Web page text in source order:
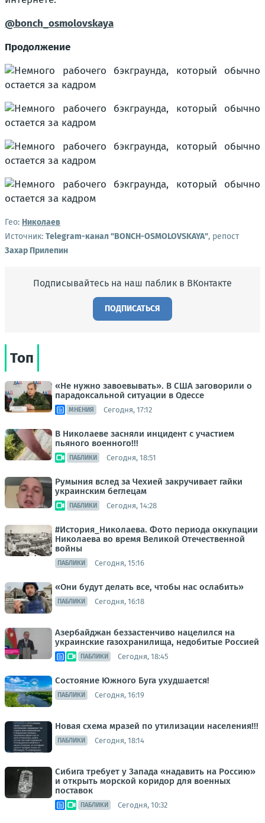
@bonch_osmolovskaya
Продолжение
Гео: Николаев
Источник: Telegram-канал "BONCH-OSMOLOVSKAYA", репост
Захар Прилепин
Подписывайтесь на наш паблик в ВКонтакте
ПОДПИСАТЬСЯ
Топ
«Не нужно завоевывать». В США заговорили о
парадоксальной ситуации в Одессе
МНЕНИЯ Сегодня, 17:12
В Николаеве засняли инцидент с участием
пьяного военного!!!
ПАБЛИКИ Сегодня, 18:51
Румыния вслед за Чехией закручивает гайки
украинским беглецам
ПАБЛИКИ Сегодня, 14:28
#История_Николаева. Фото периода оккупации
Николаева во время Великой Отечественной
войны
ПАБЛИКИ Сегодня, 15:16
«Они будут делать все, чтобы нас ослабить»
ПАБЛИКИ Сегодня, 16:18
Азербайджан беззастенчиво нацелился на
украинские газохранилища, недобитые Россией
ПАБЛИКИ Сегодня, 18:45
Состояние Южного Буга ухудшается!
ПАБЛИКИ Сегодня, 16:19
Новая схема мразей по утилизации населения!!!
ПАБЛИКИ Сегодня, 18:14
Сибига требует у Запада «надавить на Россию»
и открыть морской коридор для военных
поставок
ПАБЛИКИ Сегодня, 10:32